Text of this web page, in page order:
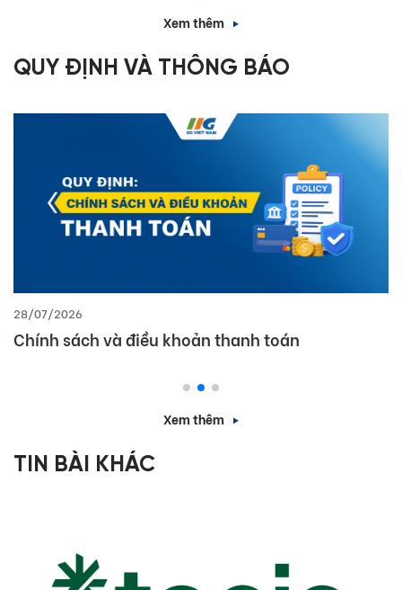
Xem thêm
QUY ĐỊNH VÀ THÔNG BÁO
28/07/2026
Chính sách và điều khoản thanh toán
Xem thêm
TIN BÀI KHÁC